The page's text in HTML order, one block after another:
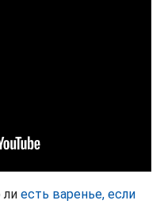
есть варенье, если